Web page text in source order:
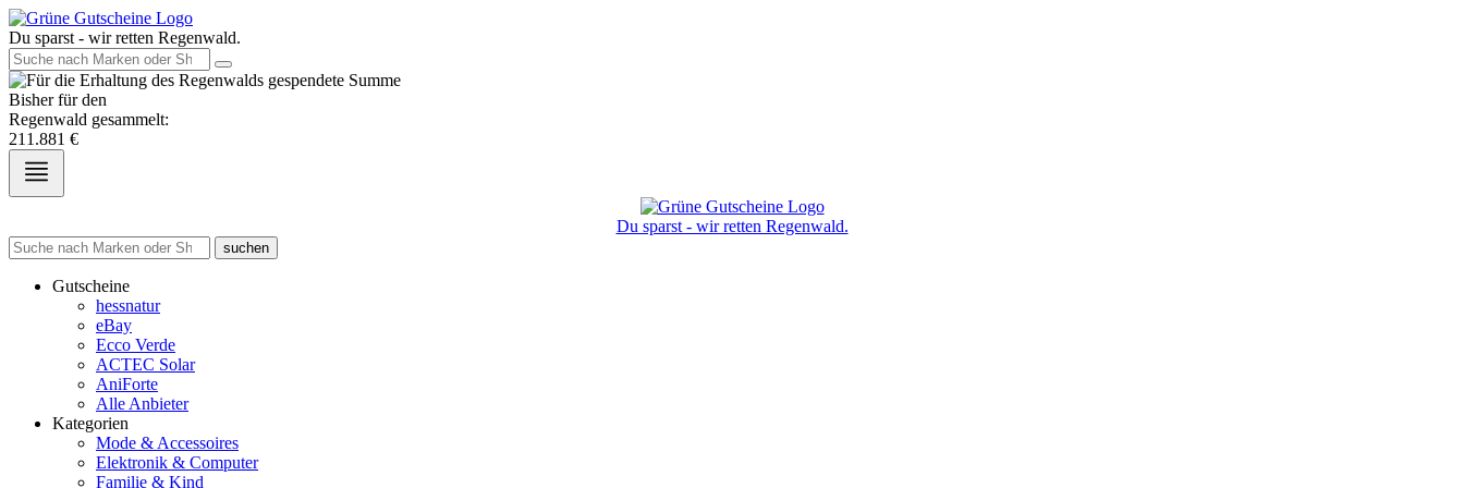
Du sparst - wir retten Regenwald.
Bisher für den
Regenwald gesammelt:
211.881 €
Du sparst - wir retten Regenwald.
suchen
Gutscheine
hessnatur
eBay
Ecco Verde
ACTEC Solar
AniForte
Alle Anbieter
Kategorien
Mode & Accessoires
Elektronik & Computer
Familie & Kind